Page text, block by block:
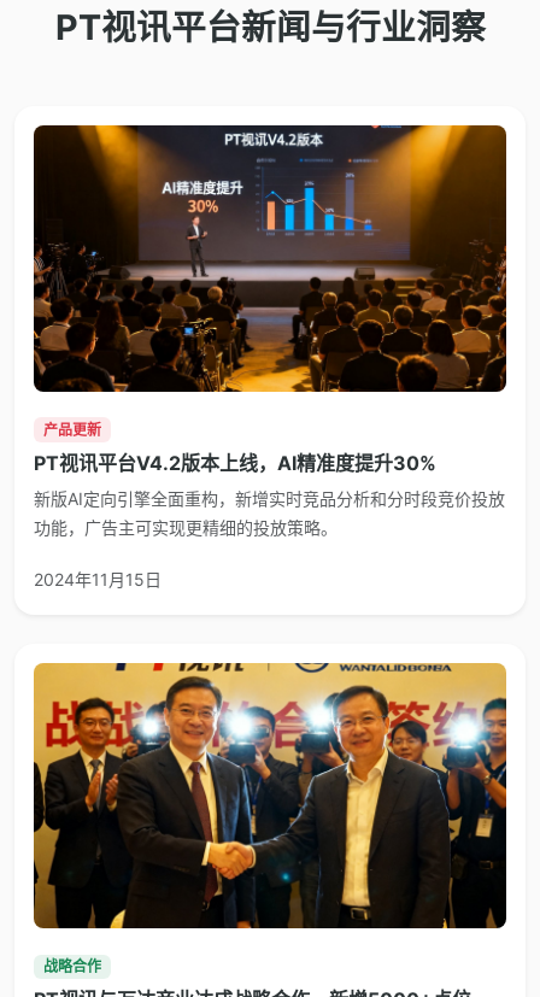
PT视讯平台新闻与行业洞察
产品更新
PT视讯平台V4.2版本上线，AI精准度提升30%
新版AI定向引擎全面重构，新增实时竞品分析和分时段竞价投放
功能，广告主可实现更精细的投放策略。
2024年11月15日
战略合作